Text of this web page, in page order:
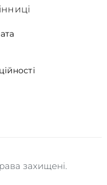
захищені.